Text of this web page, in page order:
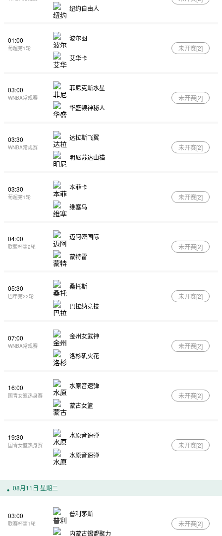
纽约自由人
01:00
葡超第1轮
波尔图
艾华卡
未开赛[2]
03:00
WNBA常规赛
菲尼克斯水星
华盛顿神秘人
未开赛[2]
03:30
WNBA常规赛
达拉斯飞翼
明尼苏达山猫
未开赛[2]
03:30
葡超第1轮
本菲卡
维塞乌
未开赛[2]
04:00
联盟杯第2轮
迈阿密国际
蒙特雷
未开赛[2]
05:30
巴甲第22轮
桑托斯
巴拉纳竞技
未开赛[2]
07:00
WNBA常规赛
金州女武神
洛杉矶火花
未开赛[2]
16:00
国青女篮热身赛
水原音速弹
蒙古女篮
未开赛[2]
19:30
国青女篮热身赛
水原音速弹
水原音速弹
未开赛[2]
08月11日 星期二
03:00
联赛杯第1轮
普利茅斯
内蒙古锡盟聚力
未开赛[2]